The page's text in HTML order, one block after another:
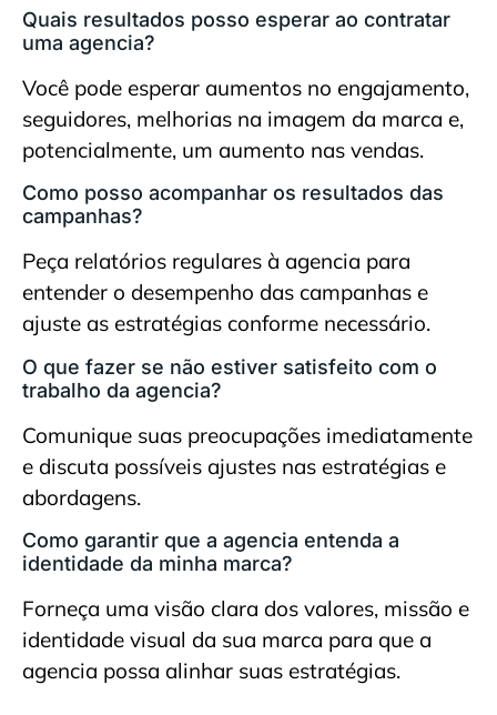
Quais resultados posso esperar ao contratar
uma agencia?
Você pode esperar aumentos no engajamento,
seguidores, melhorias na imagem da marca e,
potencialmente, um aumento nas vendas.
Como posso acompanhar os resultados das
campanhas?
Peça relatórios regulares à agencia para
entender o desempenho das campanhas e
ajuste as estratégias conforme necessário.
O que fazer se não estiver satisfeito com o
trabalho da agencia?
Comunique suas preocupações imediatamente
e discuta possíveis ajustes nas estratégias e
abordagens.
Como garantir que a agencia entenda a
identidade da minha marca?
Forneça uma visão clara dos valores, missão e
identidade visual da sua marca para que a
agencia possa alinhar suas estratégias.